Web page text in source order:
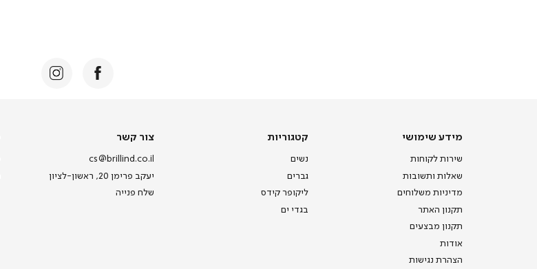
מידע שימושי
שירות לקוחות
שאלות ותשובות
מדיניות משלוחים
תקנון האתר
תקנון מבצעים
אודות
הצהרת נגישות
קטגוריות
נשים
גברים
ליקופר קידס
בגדי ים
צור קשר
cs@brillind.co.il
יעקב פרימן 20, ראשון-לציון
שלח פנייה